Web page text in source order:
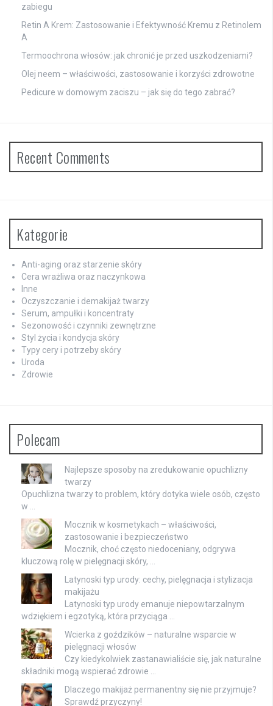
zabiegu
Retin A Krem: Zastosowanie i Efektywność Kremu z Retinolem
A
Termoochrona włosów: jak chronić je przed uszkodzeniami?
Olej neem – właściwości, zastosowanie i korzyści zdrowotne
Pedicure w domowym zaciszu – jak się do tego zabrać?
Recent Comments
Kategorie
Anti-aging oraz starzenie skóry
Cera wrażliwa oraz naczynkowa
Inne
Oczyszczanie i demakijaż twarzy
Serum, ampułki i koncentraty
Sezonowość i czynniki zewnętrzne
Styl życia i kondycja skóry
Typy cery i potrzeby skóry
Uroda
Zdrowie
Polecam
Najlepsze sposoby na zredukowanie opuchlizny
twarzy
Opuchlizna twarzy to problem, który dotyka wiele osób, często
w …
Mocznik w kosmetykach – właściwości,
zastosowanie i bezpieczeństwo
Mocznik, choć często niedoceniany, odgrywa
kluczową rolę w pielęgnacji skóry, …
Latynoski typ urody: cechy, pielęgnacja i stylizacja
makijażu
Latynoski typ urody emanuje niepowtarzalnym
wdziękiem i egzotyką, która przyciąga …
Wcierka z goździków – naturalne wsparcie w
pielęgnacji włosów
Czy kiedykolwiek zastanawialiście się, jak naturalne
składniki mogą wspierać zdrowie …
Dlaczego makijaż permanentny się nie przyjmuje?
Sprawdź przyczyny!